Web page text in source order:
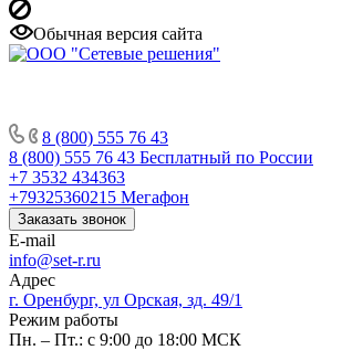
Обычная версия сайта
8 (800) 555 76 43
8 (800) 555 76 43 Бесплатный по России
+7 3532 434363
+79325360215 Мегафон
Заказать звонок
E-mail
info@set-r.ru
Адрес
г. Оренбург, ул Орская, зд. 49/1
Режим работы
Пн. – Пт.: с 9:00 до 18:00 МСК